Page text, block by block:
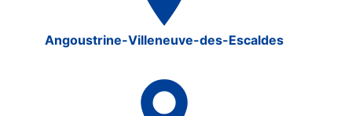
Angoustrine-Villeneuve-des-Escaldes